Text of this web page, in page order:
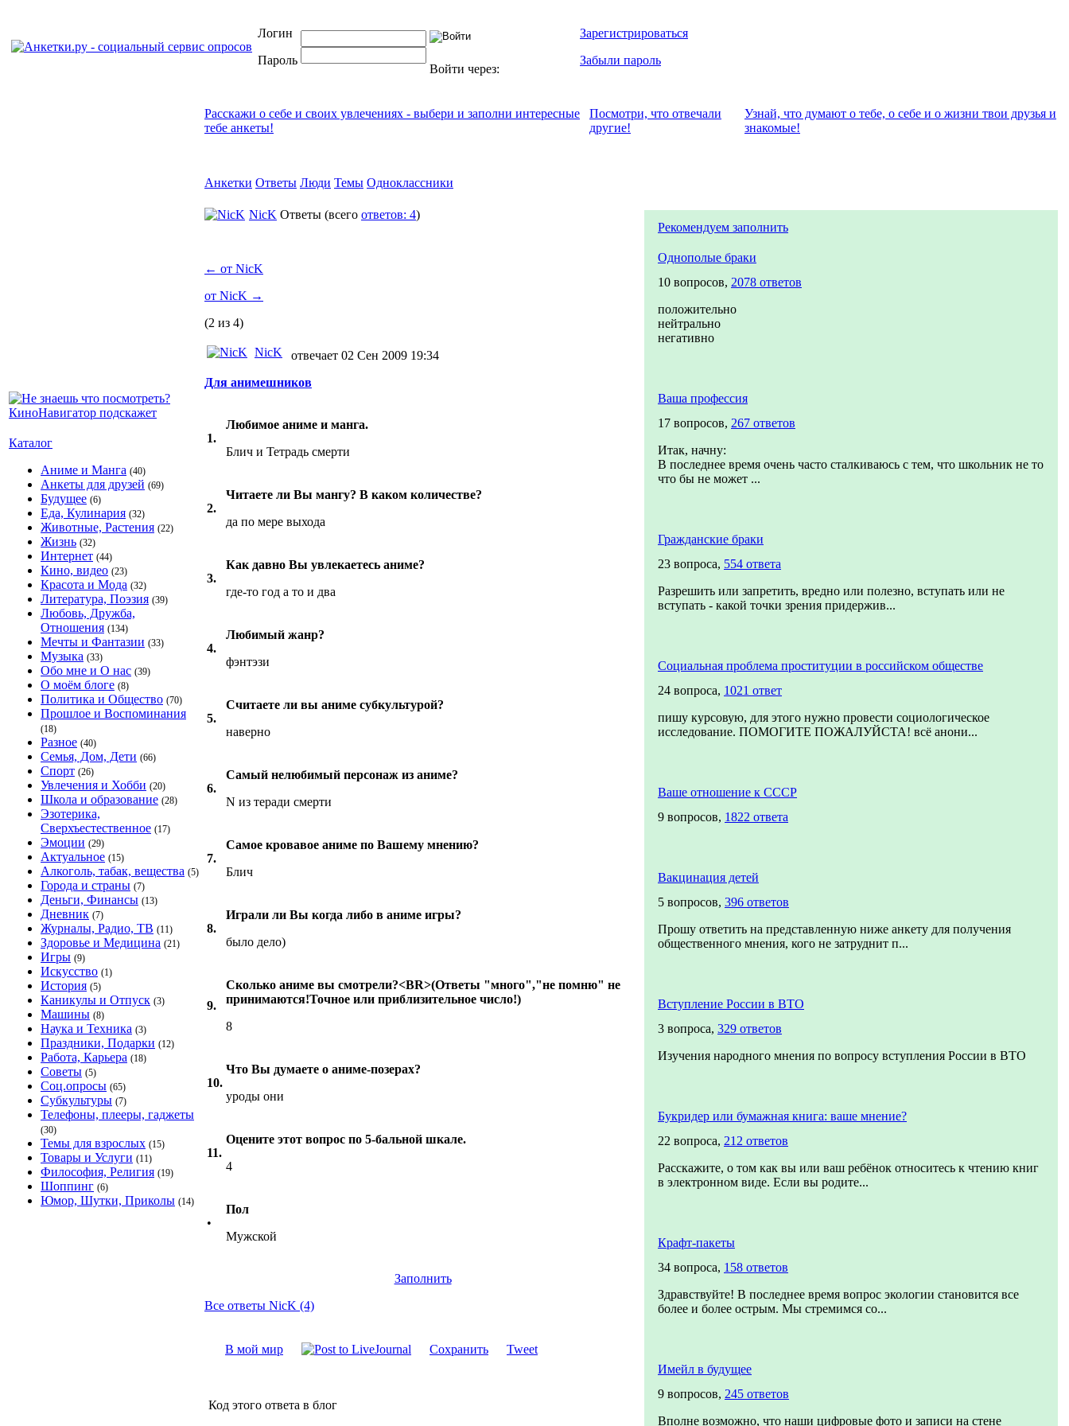
Логин
Пароль
Войти через:
Зарегистрироваться
Забыли пароль
Каталог
Аниме и Манга (40)
Анкеты для друзей (69)
Будущее (6)
Еда, Кулинария (32)
Животные, Растения (22)
Жизнь (32)
Интернет (44)
Кино, видео (23)
Красота и Мода (32)
Литература, Поэзия (39)
Любовь, Дружба,
Отношения (134)
Мечты и Фантазии (33)
Музыка (33)
Обо мне и О нас (39)
О моём блоге (8)
Политика и Общество (70)
Прошлое и Воспоминания
(18)
Разное (40)
Семья, Дом, Дети (66)
Спорт (26)
Увлечения и Хобби (20)
Школа и образование (28)
Эзотерика,
Сверхъестественное (17)
Эмоции (29)
Актуальное (15)
Алкоголь, табак, вещества (5)
Города и страны (7)
Деньги, Финансы (13)
Дневник (7)
Журналы, Радио, ТВ (11)
Здоровье и Медицина (21)
Игры (9)
Искусство (1)
История (5)
Каникулы и Отпуск (3)
Машины (8)
Наука и Техника (3)
Праздники, Подарки (12)
Работа, Карьера (18)
Советы (5)
Соц.опросы (65)
Субкультуры (7)
Телефоны, плееры, гаджеты
(30)
Темы для взрослых (15)
Товары и Услуги (11)
Философия, Религия (19)
Шоппинг (6)
Юмор, Шутки, Приколы (14)
Расскажи о себе и своих увлечениях - выбери и заполни интересные
тебе анкеты!
Посмотри, что отвeчали
другие!
Узнай, что думают о тебе, о себе и о жизни твои друзья и
знакомые!
Анкетки Ответы Люди Темы Одноклассники
NicK Ответы (всего ответов: 4)
← от NicK
от NicK →
(2 из 4)
NicK
отвечает 02 Сен 2009 19:34
Для анимешников
1.
Любимое аниме и манга.
Блич и Тетрадь смерти
2.
Читаете ли Вы мангу? В каком количестве?
да по мере выхода
3.
Как давно Вы увлекаетесь аниме?
где-то год а то и два
4.
Любимый жанр?
фэнтэзи
5.
Считаете ли вы аниме субкультурой?
наверно
6.
Самый нелюбимый персонаж из аниме?
N из теради смерти
7.
Самое кровавое аниме по Вашему мнению?
Блич
8.
Играли ли Вы когда либо в аниме игры?
было дело)
9.
Сколько аниме вы смотрели?<BR>(Ответы "много","не помню" не
принимаются!Точное или приблизительное число!)
8
10.
Что Вы думаете о аниме-позерах?
уроды они
11.
Оцените этот вопрос по 5-бальной шкале.
4
•
Пол
Мужской
Заполнить
Все ответы NicK (4)
В мой мир Сохранить Tweet
Код этого ответа в блог
Рекомендуем заполнить
Однополые браки
10 вопросов, 2078 ответов
положительно
нейтрально
негативно
Ваша профессия
17 вопросов, 267 ответов
Итак, начну:
В последнее время очень часто сталкиваюсь с тем, что школьник не то
что бы не может ...
Гражданские браки
23 вопроса, 554 ответа
Разрешить или запретить, вредно или полезно, вступать или не
вступать - какой точки зрения придержив...
Социальная проблема проституции в российском обществе
24 вопроса, 1021 ответ
пишу курсовую, для этого нужно провести социологическое
исследование. ПОМОГИТЕ ПОЖАЛУЙСТА! всё анони...
Ваше отношение к СССР
9 вопросов, 1822 ответа
Вакцинация детей
5 вопросов, 396 ответов
Прошу ответить на представленную ниже анкету для получения
общественного мнения, кого не затруднит п...
Вступление России в ВТО
3 вопроса, 329 ответов
Изучения народного мнения по вопросу вступления России в ВТО
Букридер или бумажная книга: ваше мнение?
22 вопроса, 212 ответов
Расскажите, о том как вы или ваш ребёнок относитесь к чтению книг
в электронном виде. Если вы родите...
Крафт-пакеты
34 вопроса, 158 ответов
Здравствуйте! В последнее время вопрос экологии становится все
более и более острым. Мы стремимся со...
Имейл в будущее
9 вопросов, 245 ответов
Вполне возможно, что наши цифровые фото и записи на стене